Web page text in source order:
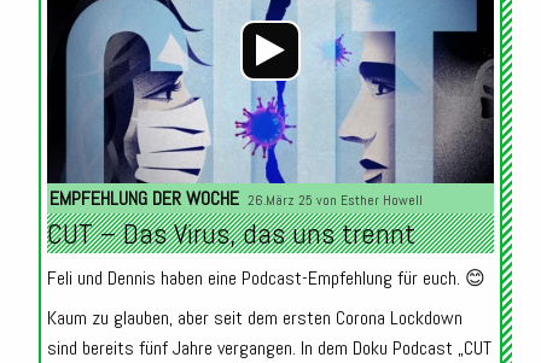
EMPFEHLUNG DER WOCHE 26.März 25 von Esther Howell
CUT – Das Virus, das uns trennt
Feli und Dennis haben eine Podcast-Empfehlung für euch. 😊
Kaum zu glauben, aber seit dem ersten Corona Lockdown
sind bereits fünf Jahre vergangen. In dem Doku Podcast „CUT